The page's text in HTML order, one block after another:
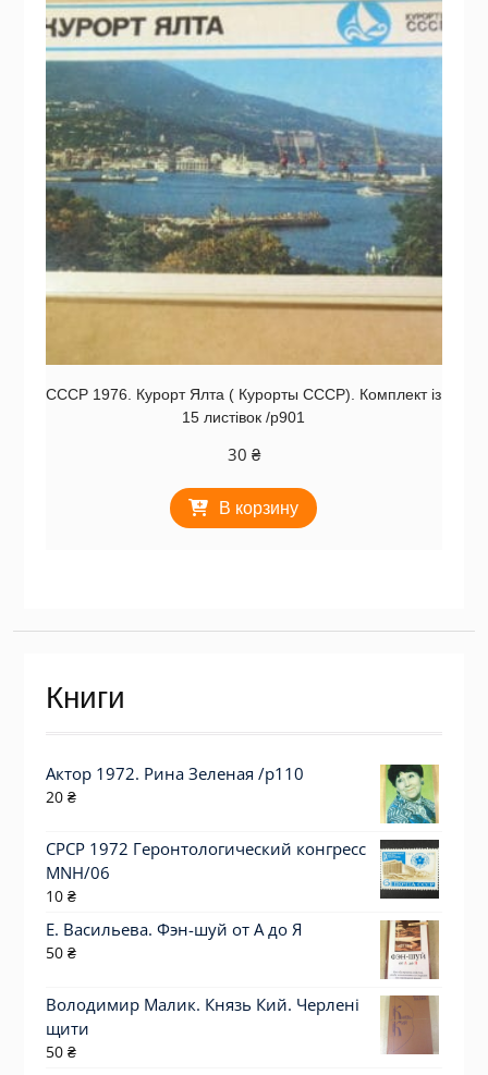
СССР 1976. Курорт Ялта ( Курорты СССР). Комплект із
15 листівок /р901
30 ₴
В корзину
Книги
Актор 1972. Рина Зеленая /p110
20 ₴
СРСР 1972 Геронтологический конгресс
MNH/06
10 ₴
Е. Васильева. Фэн-шуй от А до Я
50 ₴
Володимир Малик. Князь Кий. Черлені
щити
50 ₴